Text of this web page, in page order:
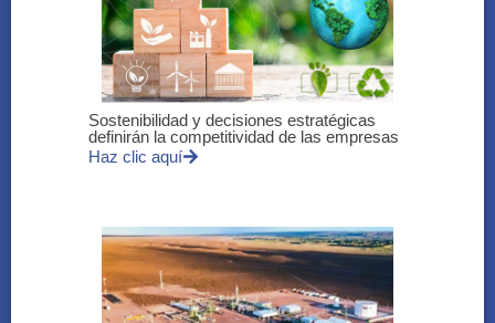
Sostenibilidad y decisiones estratégicas
definirán la competitividad de las empresas
Haz clic aquí